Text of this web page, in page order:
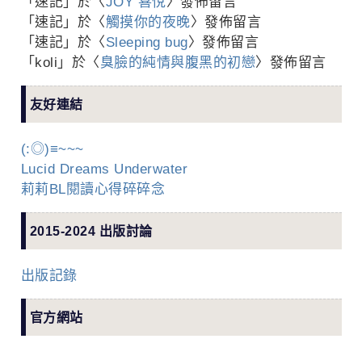
「 速記 」於〈觸摸你的夜晚〉發佈留言
「 速記 」於〈 Sleeping bug〉發佈留言
「 koli 」於〈 臭臉的純情與腹黑的初戀〉發佈留言
友好連結
(:◎)≡~~~
Lucid Dreams Underwater
莉莉BL閱讀心得碎碎念
2015-2024 出版討論
出版記錄
官方網站